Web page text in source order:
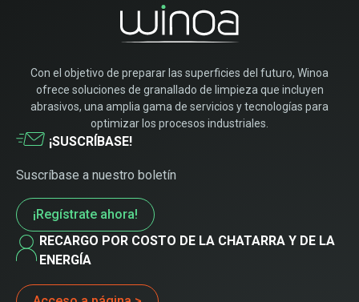
Con el objetivo de preparar las superficies del futuro, Winoa
ofrece soluciones de granallado de limpieza que incluyen
abrasivos, una amplia gama de servicios y tecnologías para
optimizar los procesos industriales.
¡SUSCRÍBASE!
Suscríbase a nuestro boletín
¡Regístrate ahora!
RECARGO POR COSTO DE LA CHATARRA Y DE LA
ENERGÍA